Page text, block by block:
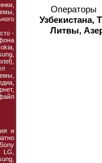
-
-
и
Операторы
Узбекистана,
Литвы,